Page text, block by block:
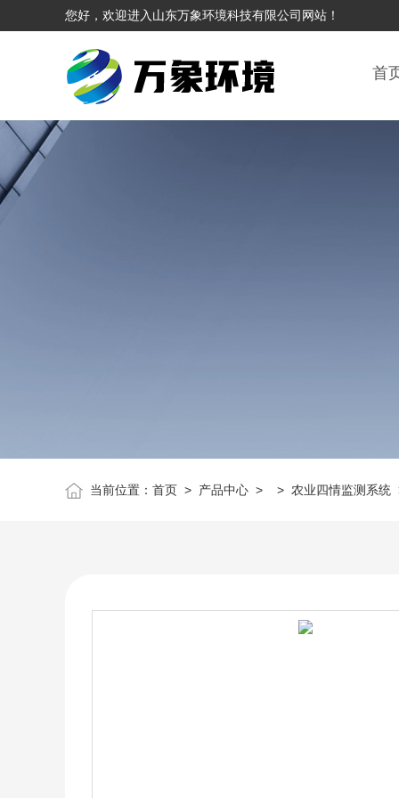
您好，欢迎进入山东万象环境科技有限公司网站！
首
当前位置： 首页> 产品中心> > 农业四情监测系统